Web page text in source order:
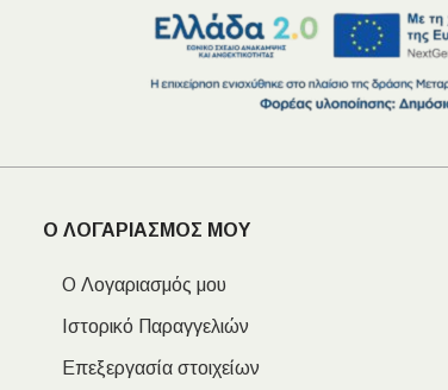
Ο ΛΟΓΑΡΙΑΣΜΟΣ ΜΟΥ
Ο Λογαριασμός μου
Ιστορικό Παραγγελιών
Επεξεργασία στοιχείων